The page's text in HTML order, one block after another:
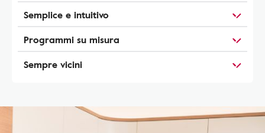
Semplice e intuitivo
Programmi su misura
Sempre vicini